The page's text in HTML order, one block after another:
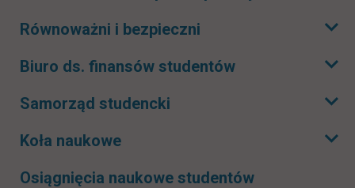
Rozwiń podmenu
Równoważni i bezpieczni Rozwiń podmenu
Biuro ds. finansów studentów Rozwiń podmenu
Samorząd studencki Rozwiń podmenu
Koła naukowe
Osiągnięcia naukowe studentów